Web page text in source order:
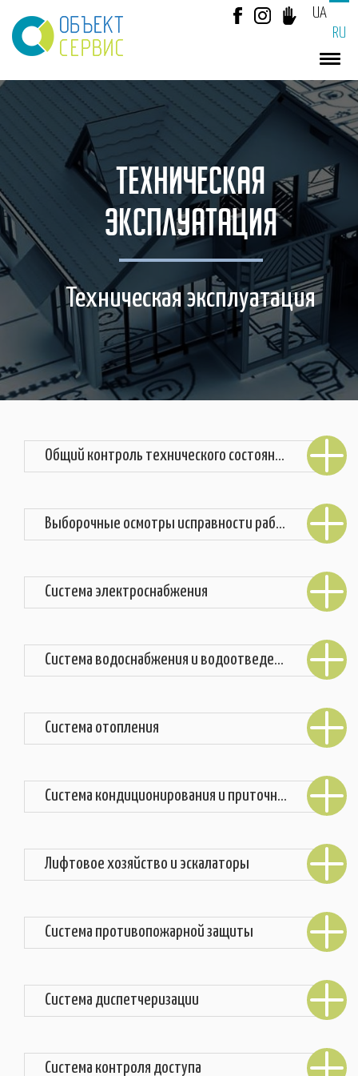
UA
RU
ТЕХНИЧЕСКАЯ
ЭКСПЛУАТАЦИЯ
Техническая эксплуатация
Общий контроль технического состояния всего объекта недвижимости
Выборочные осмотры исправности работы систем и коммуникаций
Система электроснабжения
Система водоснабжения и водоотведения
Система отопления
Система кондиционирования и приточно-вытяжной вентиляции
Лифтовое хозяйство и эскалаторы
Система противопожарной защиты
Система диспетчеризации
Система контроля доступа